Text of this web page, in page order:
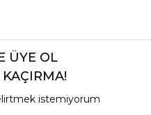
ÜYE OL
istemiyorum